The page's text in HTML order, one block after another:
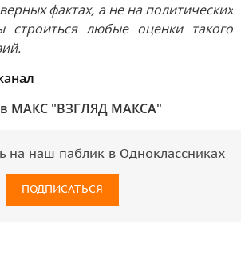
фактах, а не на политических
строиться любые оценки такого
в МАКС "ВЗГЛЯД МАКСА"
на наш паблик в Одноклассниках
ПОДПИСАТЬСЯ